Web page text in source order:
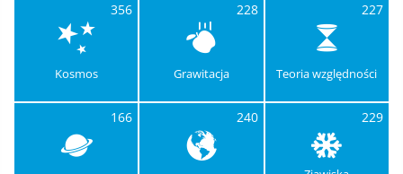
356
Kosmos
228
Grawitacja
227
Teoria względności
166 240 229